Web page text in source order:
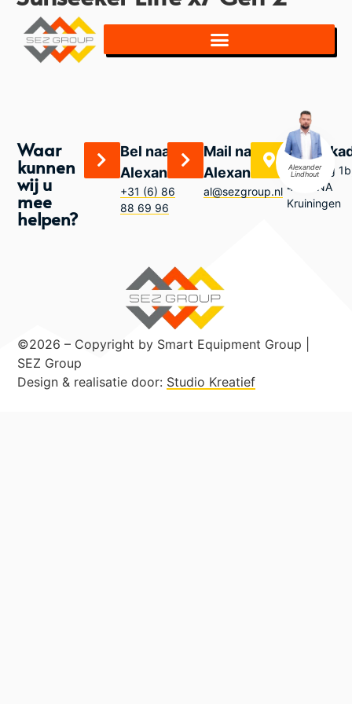
Waar
kunnen
wij u
mee
helpen?
Bel naar
Alexander
+31 (6) 86
88 69 96
Mail naar
Alexander
al@sezgroup.nl
Zandweg
4416 NA
Kruiningen
Alexander
Lindhout
©2026 – Copyright by Smart Equipment Group |
SEZ Group
Design & realisatie door: Studio Kreatief